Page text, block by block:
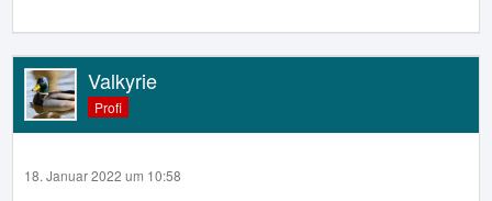
Valkyrie
Profi
18. Januar 2022 um 10:58